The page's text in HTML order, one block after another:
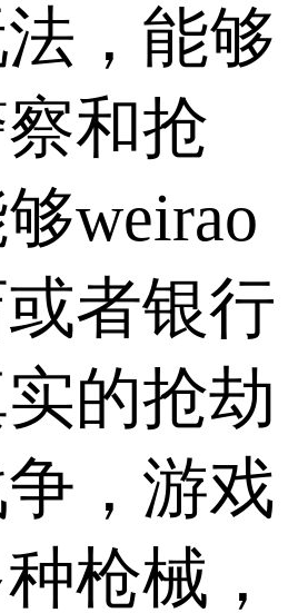
，能够
和抢
weirao
者银行
的抢劫
，游戏
枪械，